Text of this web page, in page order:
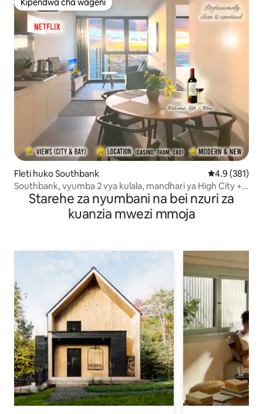
Kipendwa cha wageni
Kipendwa cha wageni
Fleti huko Southbank Ukadiriaji wa
4.9 (381)
Southbank, vyumba 2 vya kulala, mandhari ya High City +
Chumba cha mazoezi + Bwawa la kuogelea + Sauna + Wi-
Starehe za nyumbani na bei nzuri za
kuanzia mwezi mmoja